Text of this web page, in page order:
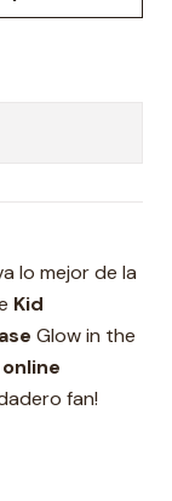
lo mejor de la
Kid
Glow in the
fan!